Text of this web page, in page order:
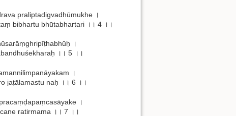
praliptadigvadhūmukhe ।
bibhartu bhūtabhartari ।। 4 ।।
।
।। 5 ।।
।
jaṭālamastu naḥ ।। 6 ।।
।
ratirmama ।। 7 ।।